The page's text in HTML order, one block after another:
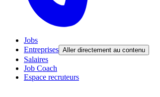
Jobs
Entreprises Aller directement au contenu
Salaires
Job Coach
Espace recruteurs